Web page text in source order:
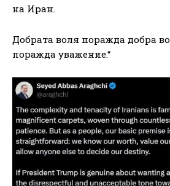
на Иран.
Добрата воля поражда добра
поражда уважение.“